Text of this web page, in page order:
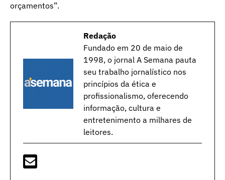
orçamentos”.
Redação
Fundado em 20 de maio de
1998, o jornal A Semana pauta
seu trabalho jornalístico nos
princípios da ética e
profissionalismo, oferecendo
informação, cultura e
entretenimento a milhares de
leitores.